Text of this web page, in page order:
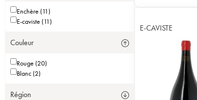
Enchère (11)
E-caviste (11)
Couleur
Rouge (20)
Blanc (2)
Région
E-CAVISTE